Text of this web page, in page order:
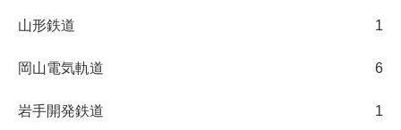
山形鉄道 1
岡山電気軌道 6
岩手開発鉄道 1